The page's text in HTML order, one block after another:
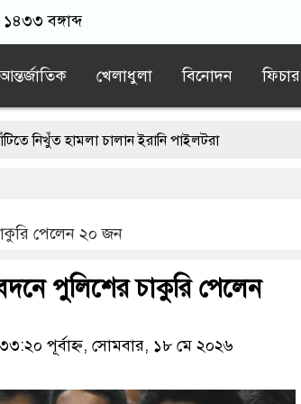
বঙ্গাব্দ
আন্তর্জাতিক খেলাধুলা বিনোদন ফিচার
চালান ইরানি পাইলটরা
ঝরে গেল ১৫ প্রাণ
বিদায়ের মুহূর্ত
পেলেন ২০ জন
পুলিশের চাকুরি পেলেন
পূর্বাহ্ন, সোমবার, ১৮ মে ২০২৬